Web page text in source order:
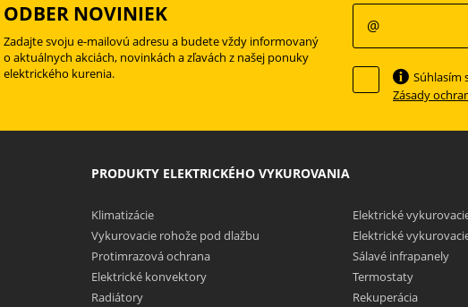
ODBER NOVINIEK
Zadajte svoju e-mailovú adresu a budete vždy informovaný
o aktuálnych akciách, novinkách a zľavách z našej ponuky
elektrického kurenia.
Súhlasím
Zásady
PRODUKTY ELEKTRICKÉHO VYKUROVANIA
Klimatizácie
Elektrické
Vykurovacie rohože pod dlažbu
Elektrické
Protimrazová ochrana
Sálavé infrapanely
Elektrické konvektory
Termostaty
Radiátory
Rekuperácia